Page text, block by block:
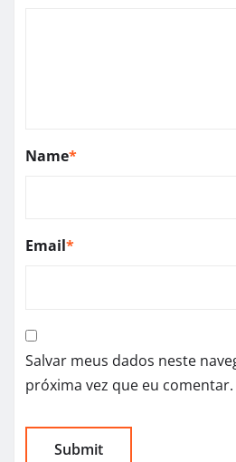
Name*
Email*
Salvar meus dados neste
próxima vez que eu comentar.